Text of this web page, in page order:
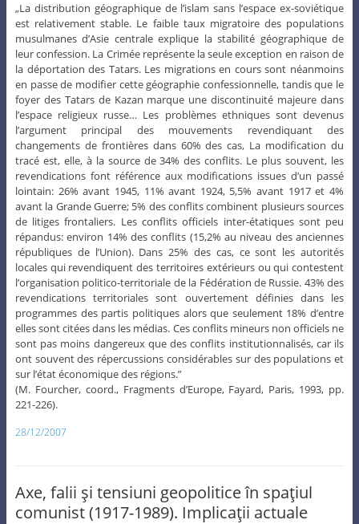
„La distribution géographique de l’islam sans l’espace ex-soviétique
est relativement stable. Le faible taux migratoire des populations
musulmanes d’Asie centrale explique la stabilité géographique de
leur confession. La Crimée représente la seule exception en raison de
la déportation des Tatars. Les migrations en cours sont néanmoins
en passe de modifier cette géographie confessionnelle, tandis que le
foyer des Tatars de Kazan marque une discontinuité majeure dans
l’espace religieux russe… Les problèmes ethniques sont devenus
l’argument principal des mouvements revendiquant des
changements de frontières dans 60% des cas, La modification du
tracé est, elle, à la source de 34% des conflits. Le plus souvent, les
revendications font référence aux modifications issues d’un passé
lointain: 26% avant 1945, 11% avant 1924, 5,5% avant 1917 et 4%
avant la Grande Guerre; 5% des conflits combinent plusieurs sources
de litiges frontaliers. Les conflits officiels inter-étatiques sont peu
répandus: environ 14% des conflits (15,2% au niveau des anciennes
républiques de l’Union). Dans 25% des cas, ce sont les autorités
locales qui revendiquent des territoires extérieurs ou qui contestent
l’organisation politico-territoriale de la Fédération de Russie. 43% des
revendications territoriales sont ouvertement définies dans les
programmes des partis politiques alors que seulement 18% d’entre
elles sont citées dans les médias. Ces conflits mineurs non officiels ne
sont pas moins dangereux que des conflits institutionnalisés, car ils
ont souvent des répercussions considérables sur des populations et
sur l’état économique des régions.”
(M. Fourcher, coord., Fragments d’Europe, Fayard, Paris, 1993, pp.
221-226).
28/12/2007
Axe, falii şi tensiuni geopolitice în spaţiul
comunist (1917-1989). Implicaţii actuale